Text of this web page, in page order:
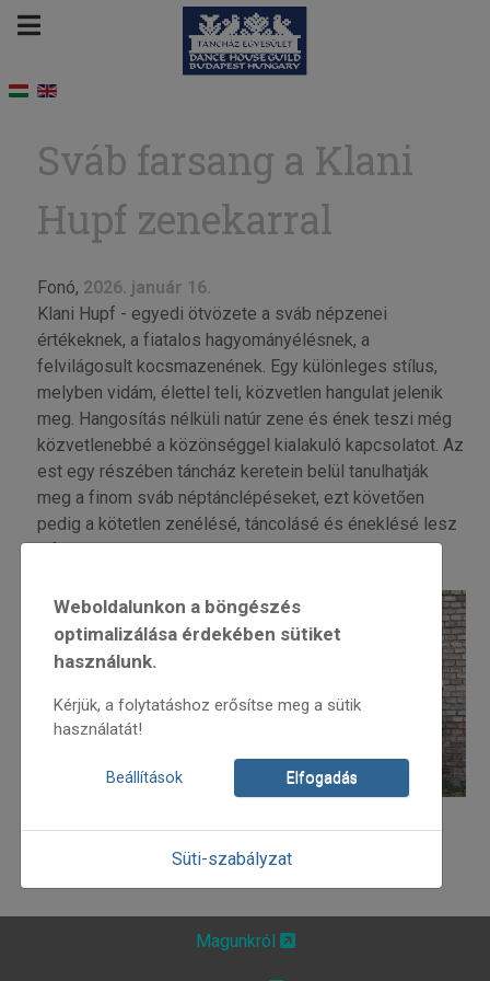
Sváb farsang a Klani
Hupf zenekarral
Fonó, 2026. január 16.
Klani Hupf - egyedi ötvözete a sváb népzenei
értékeknek, a fiatalos hagyományélésnek, a
felvilágosult kocsmazenének. Egy különleges stílus,
melyben vidám, élettel teli, közvetlen hangulat jelenik
meg. Hangosítás nélküli natúr zene és ének teszi még
közvetlenebbé a közönséggel kialakuló kapcsolatot. Az
est egy részében táncház keretein belül tanulhatják
meg a finom sváb néptánclépéseket, ezt követően
pedig a kötetlen zenélésé, táncolásé és éneklésé lesz
a főszerep.
Az esemény facebook oldala:
Weboldalunkon a böngészés
optimalizálása érdekében sütiket
használunk.
Kérjük, a folytatáshoz erősítse meg a sütik
használatát!
Beállítások Elfogadás
Süti-szabályzat
Magunkról